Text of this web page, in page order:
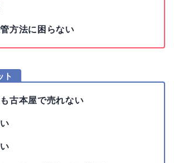
方法に困らない
ト
古本屋で売れない